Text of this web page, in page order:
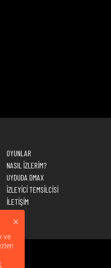
OYUNLAR
NASIL İZLERİM?
UYDUDA DMAX
İZLEYİCİ TEMSİLCİSİ
İLETİŞİM
ve